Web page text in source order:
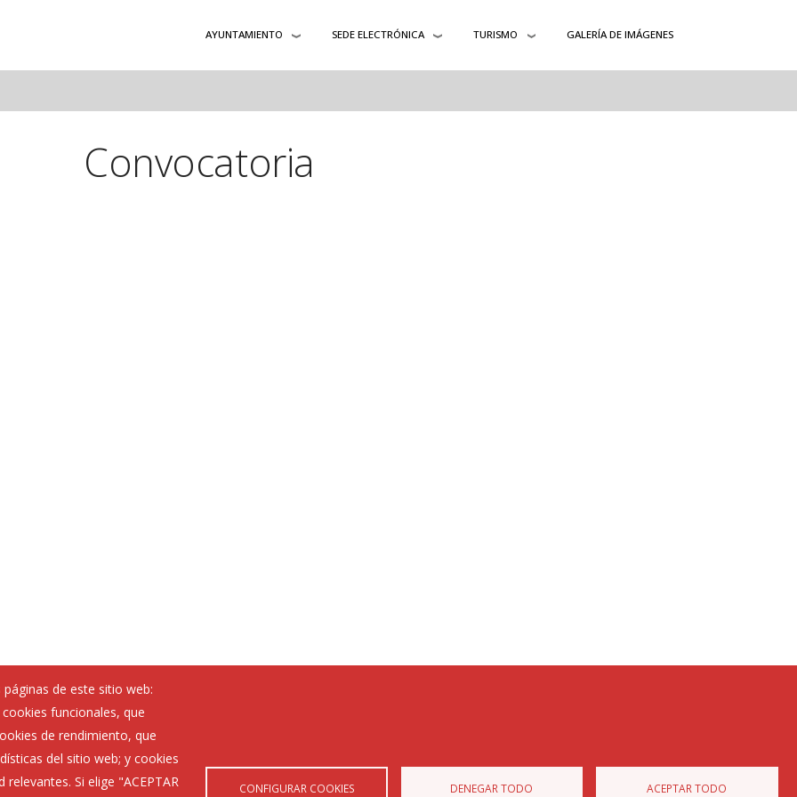
AYUNTAMIENTO SEDE ELECTRÓNICA TURISMO GALERÍA DE IMÁGENES
Convocatoria
de este sitio web:
funcionales, que
de rendimiento, que
del sitio web; y cookies
Si elige "ACEPTAR
CONFIGURAR COOKIES DENEGAR TODO ACEPTAR TODO
Corporación Municipal
Teléfonos de interés